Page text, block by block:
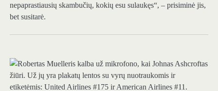
nepaprastiausių skambučių, kokių esu sulaukęs“, – prisiminė jis,
bet susitarė.